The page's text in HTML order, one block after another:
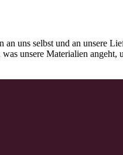
uns selbst und an unsere
unsere Materialien